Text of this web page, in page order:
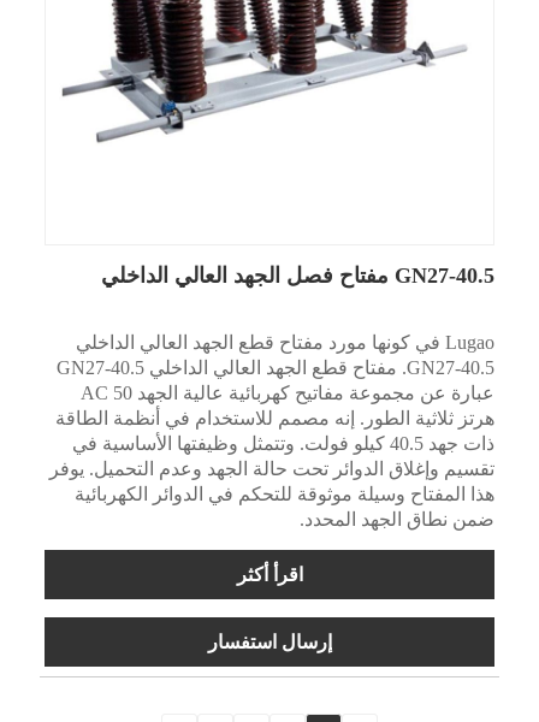
GN27-40.5 مفتاح فصل الجهد العالي الداخلي
Lugao في كونها مورد مفتاح قطع الجهد العالي الداخلي
GN27-40.5. مفتاح قطع الجهد العالي الداخلي GN27-40.5
عبارة عن مجموعة مفاتيح كهربائية عالية الجهد AC 50
هرتز ثلاثية الطور. إنه مصمم للاستخدام في أنظمة الطاقة
ذات جهد 40.5 كيلو فولت. وتتمثل وظيفتها الأساسية في
تقسيم وإغلاق الدوائر تحت حالة الجهد وعدم التحميل. يوفر
هذا المفتاح وسيلة موثوقة للتحكم في الدوائر الكهربائية
ضمن نطاق الجهد المحدد.
اقرأ أكثر
إرسال استفسار